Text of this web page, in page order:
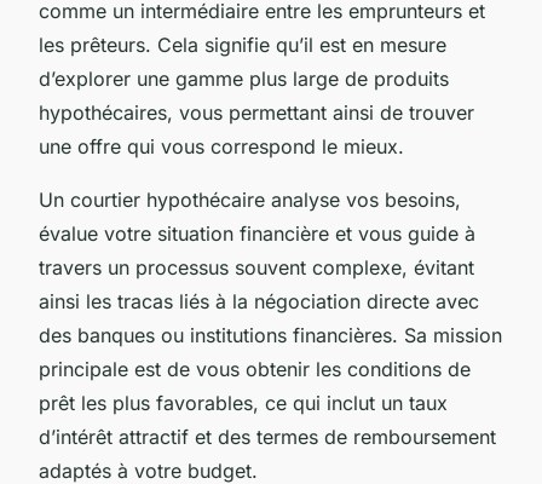
comme un intermédiaire entre les emprunteurs et
les prêteurs. Cela signifie qu’il est en mesure
d’explorer une gamme plus large de produits
hypothécaires, vous permettant ainsi de trouver
une offre qui vous correspond le mieux.
Un courtier hypothécaire analyse vos besoins,
évalue votre situation financière et vous guide à
travers un processus souvent complexe, évitant
ainsi les tracas liés à la négociation directe avec
des banques ou institutions financières. Sa mission
principale est de vous obtenir les conditions de
prêt les plus favorables, ce qui inclut un taux
d’intérêt attractif et des termes de remboursement
adaptés à votre budget.